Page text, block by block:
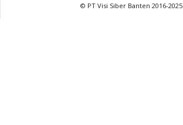
© PT Visi Siber Banten 2016-2025